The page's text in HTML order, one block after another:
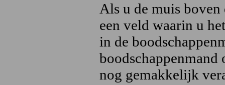
Als u de muis boven
een veld waarin u
in de
nog gemakkelijk